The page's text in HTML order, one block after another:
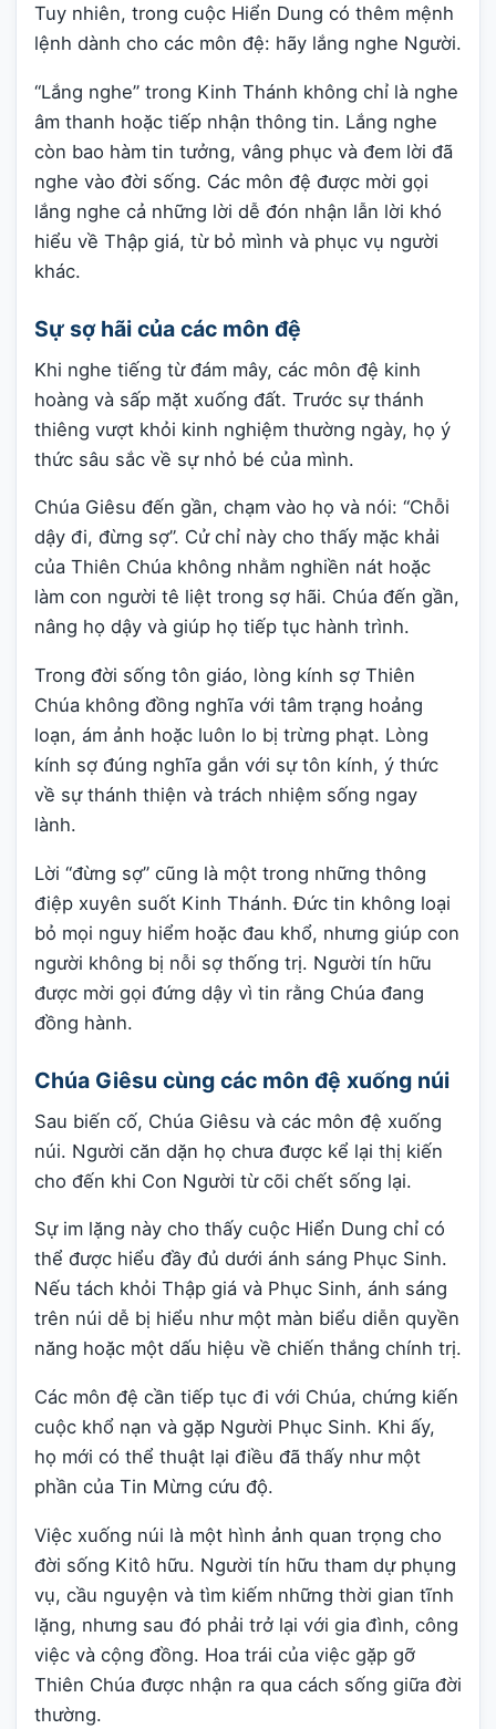
Tuy nhiên, trong cuộc Hiển Dung có thêm mệnh
lệnh dành cho các môn đệ: hãy lắng nghe Người.
“Lắng nghe” trong Kinh Thánh không chỉ là nghe
âm thanh hoặc tiếp nhận thông tin. Lắng nghe
còn bao hàm tin tưởng, vâng phục và đem lời đã
nghe vào đời sống. Các môn đệ được mời gọi
lắng nghe cả những lời dễ đón nhận lẫn lời khó
hiểu về Thập giá, từ bỏ mình và phục vụ người
khác.
Sự sợ hãi của các môn đệ
Khi nghe tiếng từ đám mây, các môn đệ kinh
hoàng và sấp mặt xuống đất. Trước sự thánh
thiêng vượt khỏi kinh nghiệm thường ngày, họ ý
thức sâu sắc về sự nhỏ bé của mình.
Chúa Giêsu đến gần, chạm vào họ và nói: “Chỗi
dậy đi, đừng sợ”. Cử chỉ này cho thấy mặc khải
của Thiên Chúa không nhằm nghiền nát hoặc
làm con người tê liệt trong sợ hãi. Chúa đến gần,
nâng họ dậy và giúp họ tiếp tục hành trình.
Trong đời sống tôn giáo, lòng kính sợ Thiên
Chúa không đồng nghĩa với tâm trạng hoảng
loạn, ám ảnh hoặc luôn lo bị trừng phạt. Lòng
kính sợ đúng nghĩa gắn với sự tôn kính, ý thức
về sự thánh thiện và trách nhiệm sống ngay
lành.
Lời “đừng sợ” cũng là một trong những thông
điệp xuyên suốt Kinh Thánh. Đức tin không loại
bỏ mọi nguy hiểm hoặc đau khổ, nhưng giúp con
người không bị nỗi sợ thống trị. Người tín hữu
được mời gọi đứng dậy vì tin rằng Chúa đang
đồng hành.
Chúa Giêsu cùng các môn đệ xuống núi
Sau biến cố, Chúa Giêsu và các môn đệ xuống
núi. Người căn dặn họ chưa được kể lại thị kiến
cho đến khi Con Người từ cõi chết sống lại.
Sự im lặng này cho thấy cuộc Hiển Dung chỉ có
thể được hiểu đầy đủ dưới ánh sáng Phục Sinh.
Nếu tách khỏi Thập giá và Phục Sinh, ánh sáng
trên núi dễ bị hiểu như một màn biểu diễn quyền
năng hoặc một dấu hiệu về chiến thắng chính trị.
Các môn đệ cần tiếp tục đi với Chúa, chứng kiến
cuộc khổ nạn và gặp Người Phục Sinh. Khi ấy,
họ mới có thể thuật lại điều đã thấy như một
phần của Tin Mừng cứu độ.
Việc xuống núi là một hình ảnh quan trọng cho
đời sống Kitô hữu. Người tín hữu tham dự phụng
vụ, cầu nguyện và tìm kiếm những thời gian tĩnh
lặng, nhưng sau đó phải trở lại với gia đình, công
việc và cộng đồng. Hoa trái của việc gặp gỡ
Thiên Chúa được nhận ra qua cách sống giữa đời
thường.